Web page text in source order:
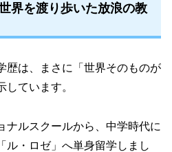
界を渡り歩いた放浪の教
歴は、まさに「世界そのものが
ています。
ナルスクールから、中学時代に
ル・ロゼ」へ単身留学しまし